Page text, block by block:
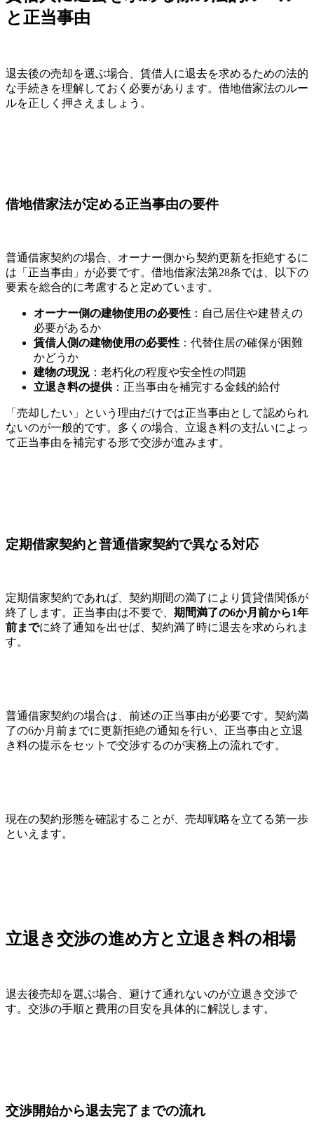
と正当事由
退去後の売却を選ぶ場合、賃借人に退去を求めるための法的
な手続きを理解しておく必要があります。借地借家法のルー
ルを正しく押さえましょう。
借地借家法が定める正当事由の要件
普通借家契約の場合、オーナー側から契約更新を拒絶するに
は「正当事由」が必要です。借地借家法第28条では、以下の
要素を総合的に考慮すると定めています。
オーナー側の建物使用の必要性 ：自己居住や建替えの
必要があるか
賃借人側の建物使用の必要性 ：代替住居の確保が困難
かどうか
建物の現況 ：老朽化の程度や安全性の問題
立退き料の提供：正当事由を補完する金銭的給付
「売却したい」という理由だけでは正当事由として認められ
ないのが一般的です。多くの場合、立退き料の支払いによっ
て正当事由を補完する形で交渉が進みます。
定期借家契約と普通借家契約で異なる対応
定期借家契約であれば、契約期間の満了により賃貸借関係が
終了します。正当事由は不要で、 期間満了の6か月前から1年
前までに終了通知を出せば、契約満了時に退去を求められま
す。
普通借家契約の場合は、前述の正当事由が必要です。契約満
了の6か月前までに更新拒絶の通知を行い、正当事由と立退
き料の提示をセットで交渉するのが実務上の流れです。
現在の契約形態を確認することが、売却戦略を立てる第一歩
といえます。
立退き交渉の進め方と立退き料の相場
退去後売却を選ぶ場合、避けて通れないのが立退き交渉で
す。交渉の手順と費用の目安を具体的に解説します。
交渉開始から退去完了までの流れ